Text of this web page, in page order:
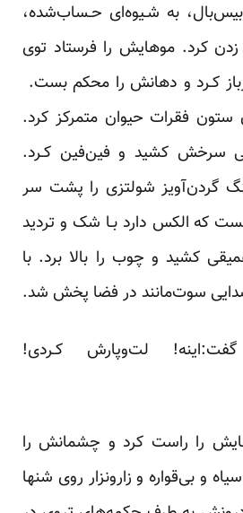
به شـیوه‌ای حـساب‌شده،
زدن کرد. موهایش را‌ فرستاد‌ توی
کـرد‌ و دهانش را‌ محکم‌ بست.
فقرات حیوان متمرکز کرد.
سرخش کشید و فین‌فین کـرد.
گردن‌آویز شولتزی را پشت سر
که‌ الکس دارد بـا‌ شک‌ و تردید
کشید و چوب را بالا برد. با
سوت‌مانند‌ در‌ فضا‌ پخش شد.
لت‌وپارش کـردی!
را‌ راست کرد و چشمانش را
و بی‌قواره و زارونزار روی شنها